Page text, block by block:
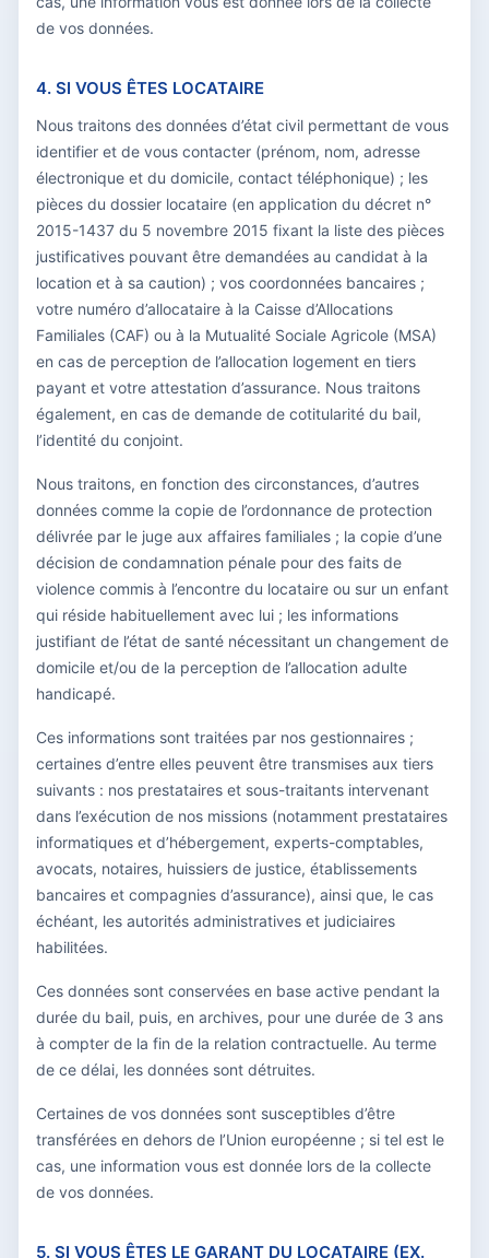
de vos données.
4. SI VOUS ÊTES LOCATAIRE
Nous traitons des données d’état civil permettant de vous
identifier et de vous contacter (prénom, nom, adresse
électronique et du domicile, contact téléphonique) ; les
pièces du dossier locataire (en application du décret n°
2015-1437 du 5 novembre 2015 fixant la liste des pièces
justificatives pouvant être demandées au candidat à la
location et à sa caution) ; vos coordonnées bancaires ;
votre numéro d’allocataire à la Caisse d’Allocations
Familiales (CAF) ou à la Mutualité Sociale Agricole (MSA)
en cas de perception de l’allocation logement en tiers
payant et votre attestation d’assurance. Nous traitons
également, en cas de demande de cotitularité du bail,
l’identité du conjoint.
Nous traitons, en fonction des circonstances, d’autres
données comme la copie de l’ordonnance de protection
délivrée par le juge aux affaires familiales ; la copie d’une
décision de condamnation pénale pour des faits de
violence commis à l’encontre du locataire ou sur un enfant
qui réside habituellement avec lui ; les informations
justifiant de l’état de santé nécessitant un changement de
domicile et/ou de la perception de l’allocation adulte
handicapé.
Ces informations sont traitées par nos gestionnaires ;
certaines d’entre elles peuvent être transmises aux tiers
suivants : nos prestataires et sous-traitants intervenant
dans l’exécution de nos missions (notamment prestataires
informatiques et d’hébergement, experts-comptables,
avocats, notaires, huissiers de justice, établissements
bancaires et compagnies d’assurance), ainsi que, le cas
échéant, les autorités administratives et judiciaires
habilitées.
Ces données sont conservées en base active pendant la
durée du bail, puis, en archives, pour une durée de 3 ans
à compter de la fin de la relation contractuelle. Au terme
de ce délai, les données sont détruites.
Certaines de vos données sont susceptibles d’être
transférées en dehors de l’Union européenne ; si tel est le
cas, une information vous est donnée lors de la collecte
de vos données.
5. SI VOUS ÊTES LE GARANT DU LOCATAIRE (EX.